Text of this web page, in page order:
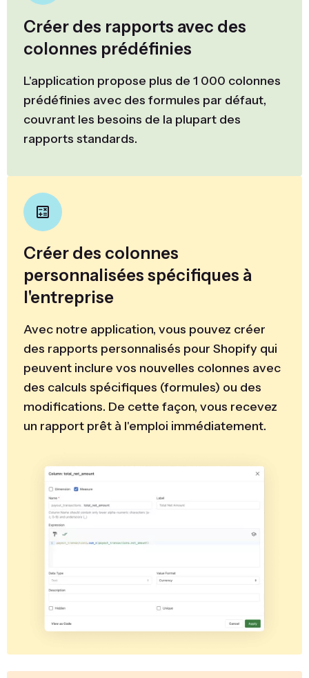
Créer des rapports avec des
colonnes prédéfinies
L'application propose plus de 1 000 colonnes
prédéfinies avec des formules par défaut,
couvrant les besoins de la plupart des
rapports standards.
Créer des colonnes
personnalisées spécifiques à
l'entreprise
Avec notre application, vous pouvez créer
des rapports personnalisés pour Shopify qui
peuvent inclure vos nouvelles colonnes avec
des calculs spécifiques (formules) ou des
modifications. De cette façon, vous recevez
un rapport prêt à l'emploi immédiatement.